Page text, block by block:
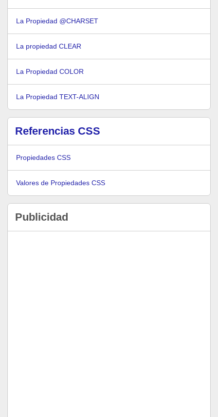
La Propiedad @CHARSET
La propiedad CLEAR
La Propiedad COLOR
La Propiedad TEXT-ALIGN
Referencias CSS
Propiedades CSS
Valores de Propiedades CSS
Publicidad